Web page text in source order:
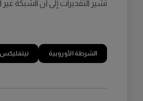
تشير التقديرات إلى أن الشبكة
الشرطة الأوروبية نيتفليكس